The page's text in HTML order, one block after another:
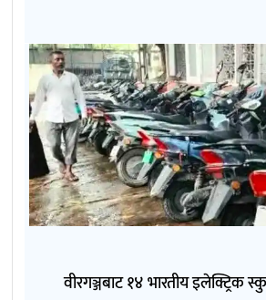
वीरगञ्जबाट १४ भारतीय इलेक्ट्रिक